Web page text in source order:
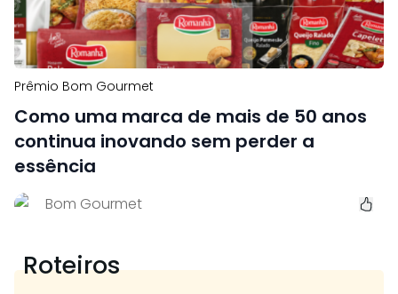
Prêmio Bom Gourmet
Como uma marca de mais de 50 anos
continua inovando sem perder a
essência
Bom Gourmet
Roteiros